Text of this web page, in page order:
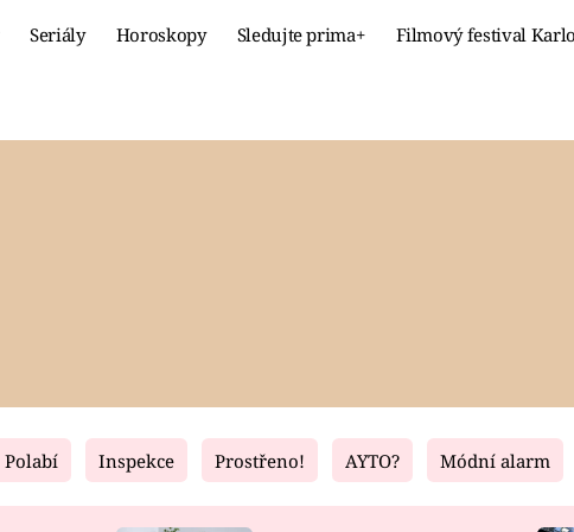
Seriály Horoskopy Sledujte prima+ Filmový festival
Fresh Living
Polabí Inspekce Prostřeno! AYTO? Módní alarm